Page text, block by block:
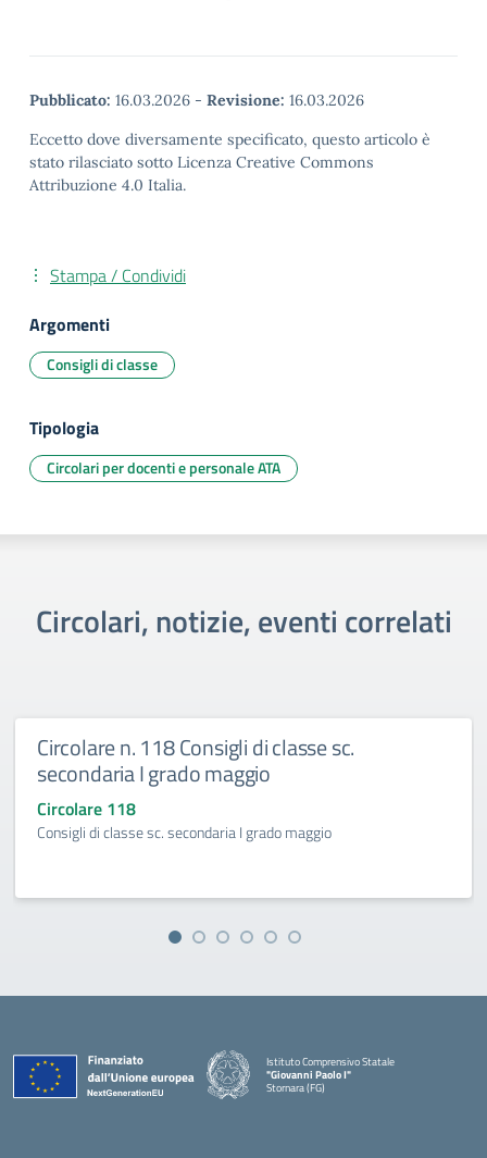
Pubblicato: 16.03.2026 - Revisione: 16.03.2026
Eccetto dove diversamente specificato, questo articolo è
stato rilasciato sotto Licenza Creative Commons
Attribuzione 4.0 Italia.
Stampa / Condividi
Argomenti
Consigli di classe
Tipologia
Circolari per docenti e personale ATA
Circolari, notizie, eventi correlati
Circolare n. 118 Consigli di classe sc.
secondaria I grado maggio
Circolare 118
Consigli di classe sc. secondaria I grado maggio
Istituto Comprensivo Statale
"Giovanni Paolo I"
Stornara (FG)